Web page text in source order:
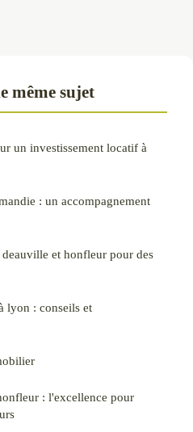
même sujet
un investissement locatif à
: un accompagnement
et honfleur pour des
lyon : conseils et
: l'excellence pour